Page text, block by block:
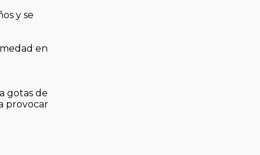
y se
en
gotas de
provocar